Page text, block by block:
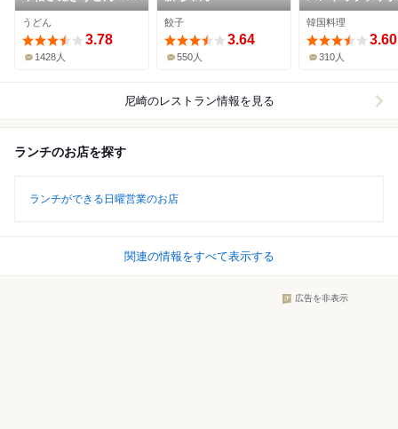
乃香
うどん
3.78
1428人
餃子
3.64
550人
韓国料理
3.60
310人
尼崎のレストラン情報を見る
ランチのお店を探す
ランチができる日曜営業のお店
関連の情報をすべて表示する
広告を非表示